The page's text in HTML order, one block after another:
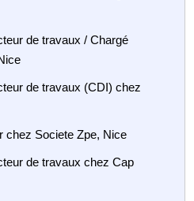
de travaux / Chargé
de travaux (CDI) chez
chez Societe Zpe, Nice
de travaux chez Cap